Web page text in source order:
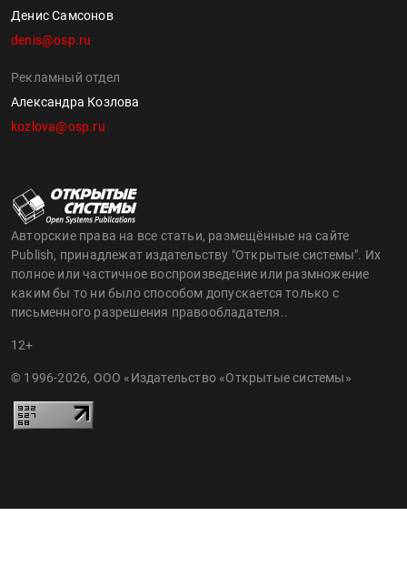
Денис Самсонов
denis@osp.ru
Рекламный отдел
Александра Козлова
kozlova@osp.ru
Авторские права на все статьи, размещённые на сайте
Publish, принадлежат издательству "Открытые системы". Их
полное или частичное воспроизведение или размножение
каким бы то ни было способом допускается только с
письменного разрешения правообладателя..
12+
© 1996-2026, ООО «Издательство «Открытые системы»